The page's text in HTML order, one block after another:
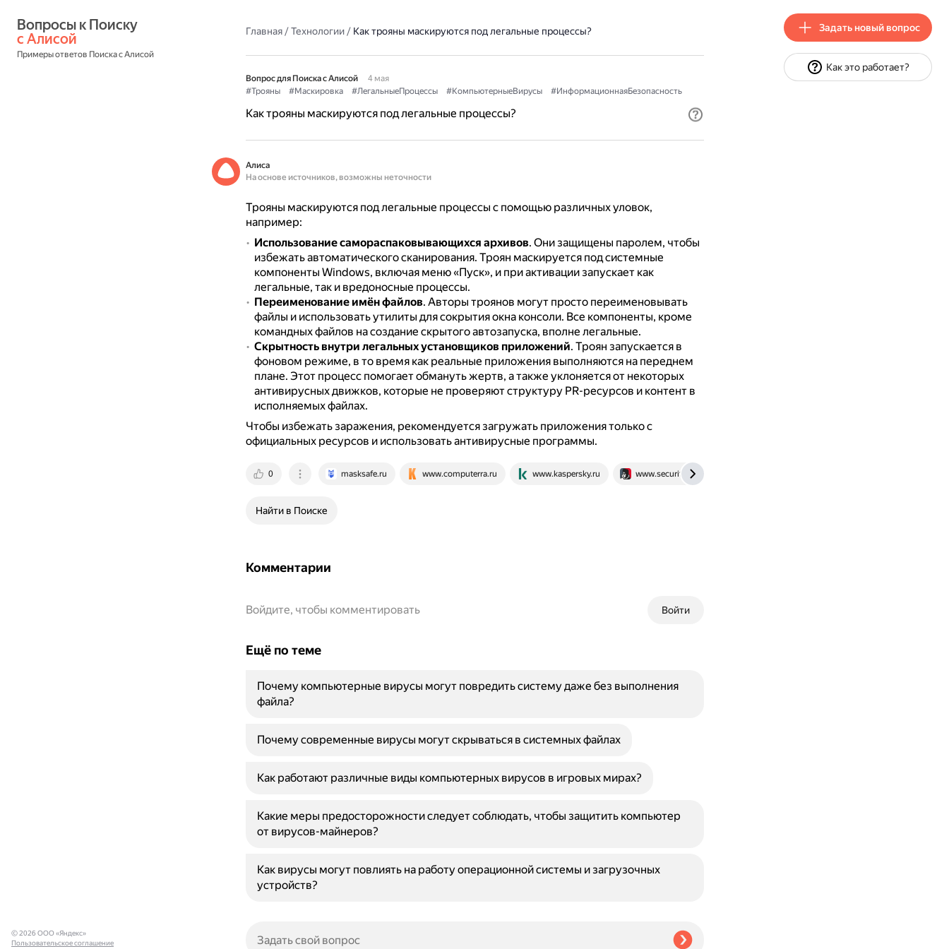
с Алисой
Примеры ответов Поиска с Алисой
Главная/Технологии/ Как трояны маскируются под легальные процессы?
Вопрос для Поиска с Алисой
4 мая
#Трояны
#Маскировка #ЛегальныеПроцессы #КомпьютерныеВирусы #ИнформационнаяБезопасность
Как трояны маскируются под легальные процессы?
Алиса
На основе источников, возможны неточности
Трояны маскируются под легальные процессы с помощью различных уловок,
например:
Использование самораспаковывающихся архивов. Они защищены паролем, чтобы
избежать автоматического сканирования. Троян маскируется под системные
компоненты Windows, включая меню «Пуск», и при активации запускает как
легальные, так и вредоносные процессы.
Переименование имён файлов. Авторы троянов могут просто переименовывать
файлы и использовать утилиты для сокрытия окна консоли. Все компоненты, кроме
командных файлов на создание скрытого автозапуска, вполне легальные.
Скрытность внутри легальных установщиков приложений. Троян запускается в
фоновом режиме, в то время как реальные приложения выполняются на переднем
плане. Этот процесс помогает обмануть жертв, а также уклоняется от некоторых
антивирусных движков, которые не проверяют структуру PR-ресурсов и контент в
исполняемых файлах.
Чтобы избежать заражения, рекомендуется загружать приложения только с
официальных ресурсов и использовать антивирусные программы.
0 masksafe.ru www.computerra.ru www.kaspersky.ru www.securitylab.ru
Найти в Поиске
Комментарии
Войти
Войдите, чтобы комментировать
Ещё по теме
Почему компьютерные вирусы могут повредить систему даже без выполнения
файла?
Почему современные вирусы могут скрываться в системных файлах
Как работают различные виды компьютерных вирусов в игровых мирах?
Какие меры предосторожности следует соблюдать, чтобы защитить компьютер
от вирусов-майнеров?
Как вирусы могут повлиять на работу операционной системы и загрузочных
устройств?
© 2026 ООО «Яндекс»
Пользовательское соглашение
Задать новый вопрос
Как это работает?